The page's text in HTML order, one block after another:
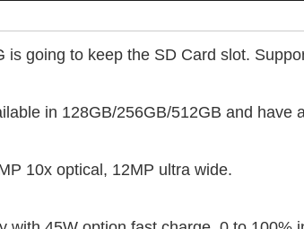
is going to keep the SD Card slot.
in 128GB/256GB/512GB and have
10x optical, 12MP ultra wide.